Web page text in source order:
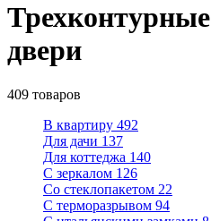
двери
409 товаров
В квартиру 492
Для дачи 137
Для коттеджа 140
С зеркалом 126
Со стеклопакетом 22
С терморазрывом 94